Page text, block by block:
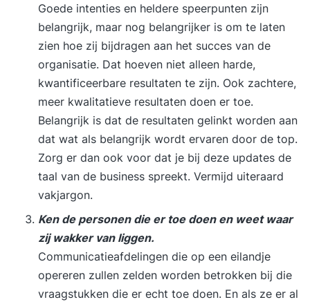
Goede intenties en heldere speerpunten zijn
belangrijk, maar nog belangrijker is om te laten
zien hoe zij bijdragen aan het succes van de
organisatie. Dat hoeven niet alleen harde,
kwantificeerbare resultaten te zijn. Ook zachtere,
meer kwalitatieve resultaten doen er toe.
Belangrijk is dat de resultaten gelinkt worden aan
dat wat als belangrijk wordt ervaren door de top.
Zorg er dan ook voor dat je bij deze updates de
taal van de business spreekt. Vermijd uiteraard
vakjargon.
Ken de personen die er toe doen en weet waar
zij wakker van liggen.
Communicatieafdelingen die op een eilandje
opereren zullen zelden worden betrokken bij die
vraagstukken die er echt toe doen. En als ze er al